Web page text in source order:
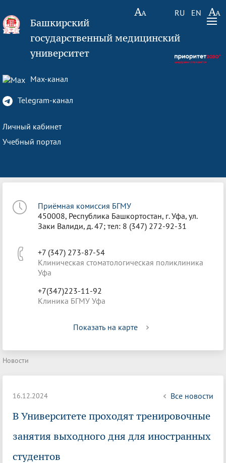
RU EN
Башкирский
государственный медицинский
университет
Max-канал
Telegram-канал
Личный кабинет
Учебный портал
Приёмная комиссия БГМУ
450008, Республика Башкортостан, г. Уфа, ул.
Заки Валиди, д. 47; тел: 8 (347) 272-92-31
+7 (347) 273-87-54
Клиническая стоматологическая поликлиника
Уфа
+7(347)223-11-92
Клиника БГМУ Уфа
Показать на карте
Новости
16.12.2024 Все новости
В Университете проходят тренировочные
занятия выходного дня для иностранных
студентов